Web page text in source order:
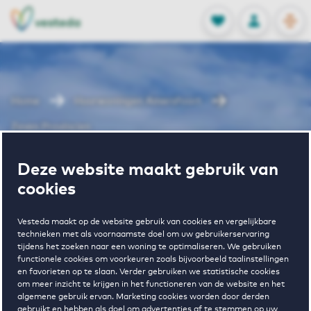
Deze website maakt gebruik van
cookies
Vesteda maakt op de website gebruik van cookies en vergelijkbare
technieken met als voornaamste doel om uw gebruikerservaring
tijdens het zoeken naar een woning te optimaliseren. We gebruiken
functionele cookies om voorkeuren zoals bijvoorbeeld taalinstellingen
en favorieten op te slaan. Verder gebruiken we statistische cookies
om meer inzicht te krijgen in het functioneren van de website en het
algemene gebruik ervan. Marketing cookies worden door derden
FAVORIETEN
Opgeslagen
INLOGGEN
NL
EN
Huurwoningen Amersfoort
Wonen in
Zeven
Provincien